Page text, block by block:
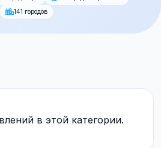
141 городов
в этой категории.